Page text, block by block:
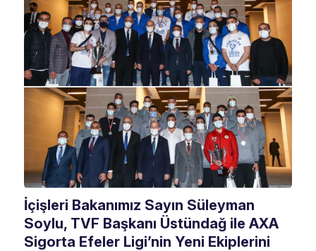
İçişleri Bakanımız Sayın Süleyman
Soylu, TVF Başkanı Üstündağ ile AXA
Sigorta Efeler Ligi’nin Yeni Ekiplerini